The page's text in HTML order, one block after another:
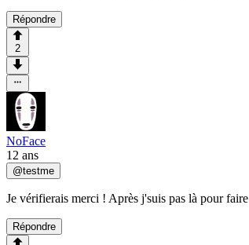
Répondre
2
NoFace
12 ans
@testme
Je vérifierais merci ! Après j'suis pas là pour
Répondre